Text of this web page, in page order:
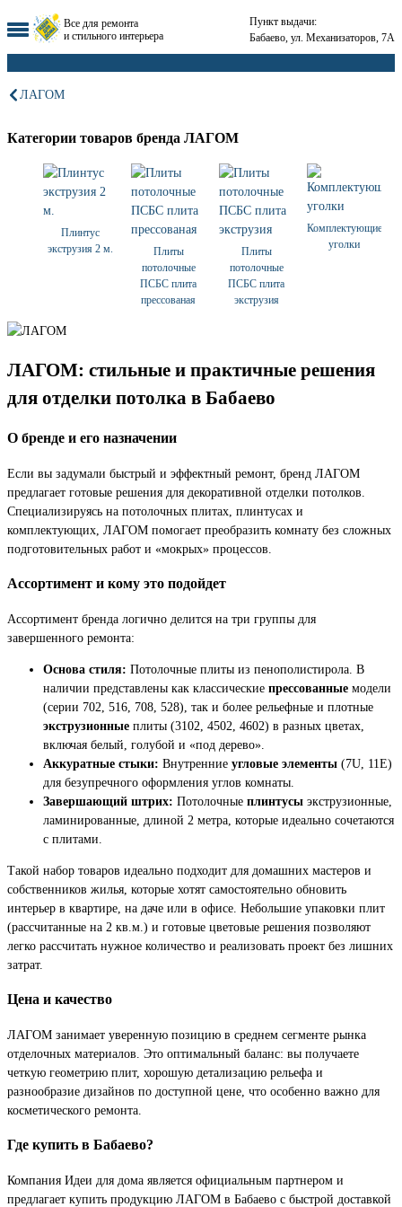
Все для ремонта
и стильного интерьера
Пункт выдачи:
Бабаево, ул. Механизаторов, 7А
ЛАГОМ
Категории товаров бренда ЛАГОМ
Плинтус
экструзия 2 м.
Плиты
потолочные
ПСБС плита
прессованая
Плиты
потолочные
ПСБС плита
экструзия
Комплектующие
уголки
ЛАГОМ: стильные и практичные решения
для отделки потолка в Бабаево
О бренде и его назначении
Если вы задумали быстрый и эффектный ремонт, бренд ЛАГОМ
предлагает готовые решения для декоративной отделки потолков.
Специализируясь на потолочных плитах, плинтусах и
комплектующих, ЛАГОМ помогает преобразить комнату без сложных
подготовительных работ и «мокрых» процессов.
Ассортимент и кому это подойдет
Ассортимент бренда логично делится на три группы для
завершенного ремонта:
Основа стиля: Потолочные плиты из пенополистирола. В
наличии представлены как классические прессованные модели
(серии 702, 516, 708, 528), так и более рельефные и плотные
экструзионные плиты (3102, 4502, 4602) в разных цветах,
включая белый, голубой и «под дерево».
Аккуратные стыки: Внутренние угловые элементы (7U, 11Е)
для безупречного оформления углов комнаты.
Завершающий штрих: Потолочные плинтусы экструзионные,
ламинированные, длиной 2 метра, которые идеально сочетаются
с плитами.
Такой набор товаров идеально подходит для домашних мастеров и
собственников жилья, которые хотят самостоятельно обновить
интерьер в квартире, на даче или в офисе. Небольшие упаковки плит
(рассчитанные на 2 кв.м.) и готовые цветовые решения позволяют
легко рассчитать нужное количество и реализовать проект без лишних
затрат.
Цена и качество
ЛАГОМ занимает уверенную позицию в среднем сегменте рынка
отделочных материалов. Это оптимальный баланс: вы получаете
четкую геометрию плит, хорошую детализацию рельефа и
разнообразие дизайнов по доступной цене, что особенно важно для
косметического ремонта.
Где купить в Бабаево?
Компания Идеи для дома является официальным партнером и
предлагает купить продукцию ЛАГОМ в Бабаево с быстрой доставкой